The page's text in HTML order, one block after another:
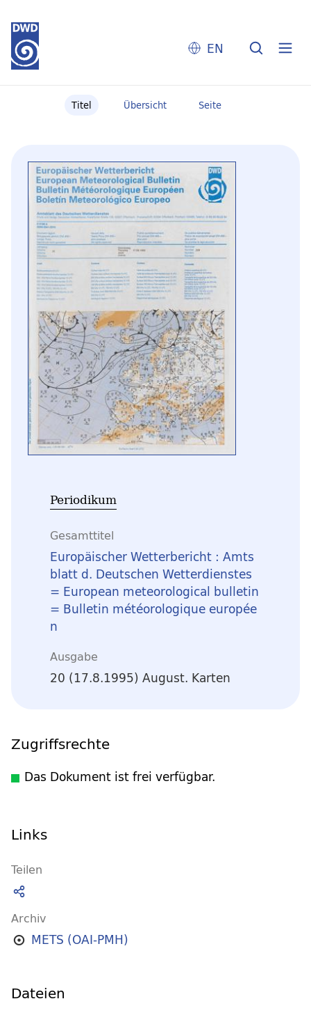
EN
Titel Übersicht Seite
Periodikum
Gesamttitel
Europäischer Wetterbericht : Amts
blatt d. Deutschen Wetterdienstes
= European meteorological bulletin
= Bulletin météorologique europée
n
Ausgabe
20 (17.8.1995) August. Karten
Zugriffsrechte
Das Dokument ist frei verfügbar.
Links
Teilen
Archiv
METS (OAI-PMH)
Dateien